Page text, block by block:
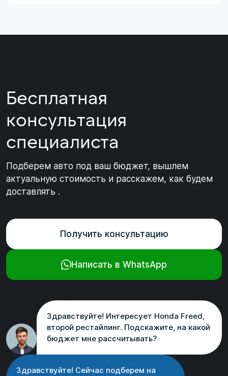
Бесплатная
консультация
специалиста
Подберем авто под ваш бюджет, вышлем
актуальную стоимость и расскажем, как будем
доставлять .
Получить консультацию
Написать в WhatsApp
Здравствуйте! Интересует Honda Freed,
второй рестайлинг. Подскажите, на какой
бюджет мне рассчитывать?
Здравствуйте! Сейчас подберем на